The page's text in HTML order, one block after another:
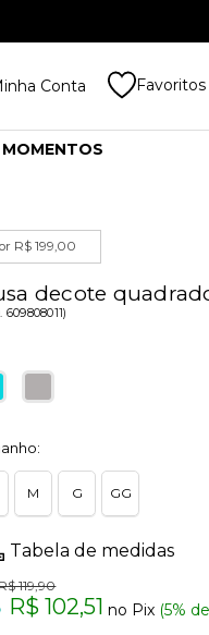
Conta Favoritos
MOMENTOS
R$ 199,00
decote
609808011)
M G GG
119,90
R$ 102,51 no Pix (5%